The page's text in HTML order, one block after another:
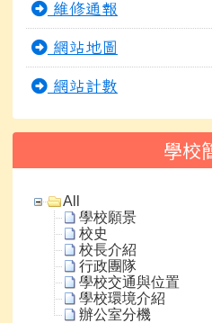
維修通報
網站地圖
網站計數
學校
All
學校願景
校史
校長介紹
行政團隊
學校交通與位置
學校環境介紹
辦公室分機